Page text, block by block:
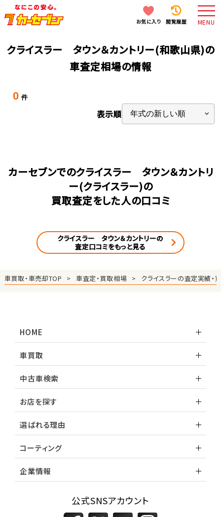
お気に入り 閲覧履歴 MENU
クライスラー タウン＆カントリー(和歌山県)の
車査定相場の情報
0 件
表示順
カーセブンでのクライスラー タウン＆カントリ
ー(クライスラー)の
買取査定をした人の口コミ
クライスラー タウン＆カントリーの
査定口コミをもっと見る
車買取・車売却TOP 車査定・買取相場 クライスラーの査定実績・
HOME
車買取
中古車検索
お店を探す
選ばれる理由
コーティング
企業情報
公式SNSアカウント